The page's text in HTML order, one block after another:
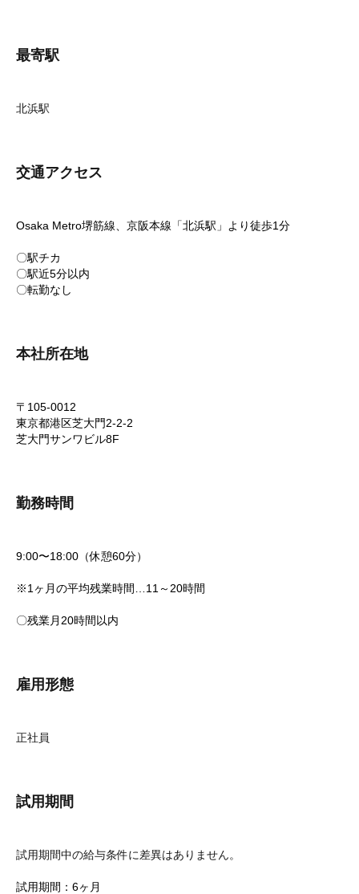
最寄駅
北浜駅
交通アクセス
Osaka Metro堺筋線、京阪本線「北浜駅」より徒歩1分
〇駅チカ
〇駅近5分以内
〇転勤なし
本社所在地
〒105-0012
東京都港区芝大門2-2-2
芝大門サンワビル8F
勤務時間
9:00〜18:00（休憩60分）
※1ヶ月の平均残業時間…11～20時間
〇残業月20時間以内
雇用形態
正社員
試用期間
試用期間中の給与条件に差異はありません。
試用期間：6ヶ月